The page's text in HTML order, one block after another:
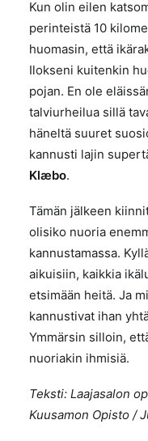
Kun olin eilen
perinteistä 10
huomasin, että
Ilokseni kuitenkin
pojan. En ole
talviurheilua sillä
häneltä suuret
kannusti lajin
Klæbo.
Tämän jälkeen
olisiko nuoria
kannustamassa.
aikuisiin, kaikkia
etsimään heitä. Ja
kannustivat ihan
Ymmärsin silloin,
nuoriakin ihmisiä.
Teksti: Laajasalon
Kuusamon Opisto /